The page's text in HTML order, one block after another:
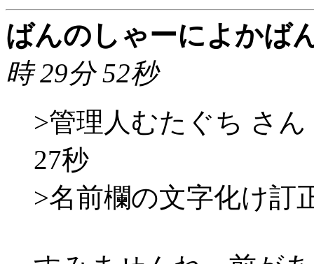
ばんのしゃーによかば
時 29分 52秒
>管理人むたぐち さん
27秒
>名前欄の文字化け訂